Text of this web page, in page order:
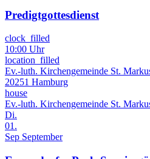
Predigtgottesdienst
clock_filled
10:00 Uhr
location_filled
Ev.-luth. Kirchengemeinde St.
20251 Hamburg
house
Ev.-luth. Kirchengemeinde St.
Di.
01.
Sep September